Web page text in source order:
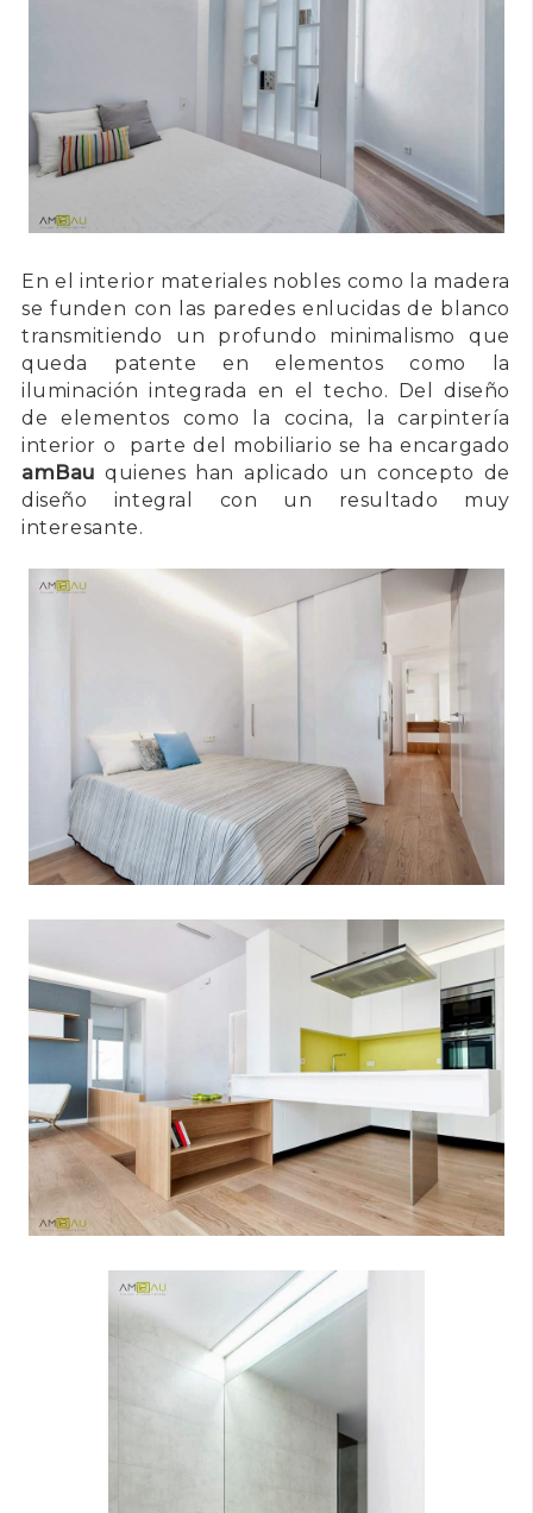
En el interior materiales nobles como la madera
se funden con las paredes enlucidas de blanco
transmitiendo un profundo minimalismo que
queda patente en elementos como la
iluminación integrada en el techo. Del diseño
de elementos como la cocina, la carpintería
interior o parte del mobiliario se ha encargado
amBau quienes han aplicado un concepto de
diseño integral con un resultado muy
interesante.